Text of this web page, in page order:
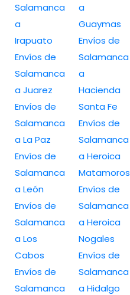
Salamanca
a
Irapuato
Envíos de
Salamanca
a Juarez
Envíos de
Salamanca
a La Paz
Envíos de
Salamanca
a León
Envíos de
Salamanca
a Los
Cabos
Envíos de
Salamanca
a
Guaymas
Envíos de
Salamanca
a
Hacienda
Santa Fe
Envíos de
Salamanca
a Heroica
Matamoros
Envíos de
Salamanca
a Heroica
Nogales
Envíos de
Salamanca
a Hidalgo